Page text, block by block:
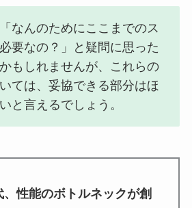
なんのためにここまでのス
要なの？」と疑問に思った
もしれませんが、これらの
ては、妥協できる部分はほ
と言えるでしょう。
、性能のボトルネックが創